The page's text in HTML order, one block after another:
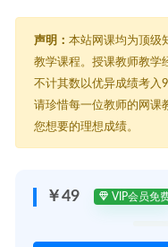
└─ 李风车婚礼摄影私教课程
├─ 前期2｜如何拍伴娘，并
人心的作品。 .mp4
├─ 前期6｜室内摆拍的引导
├─ 前期8｜关于质感，关于
├─ 前期9｜婚礼仪式环节的
├─ 剪辑1｜婚礼电影的开篇
├─ 后期3｜婚礼后期素材的
├─ 后期5｜婚礼电影后期剪
声明： 本站网课均为顶级
教学课程。授课教师教学
不计其数以优异成绩考入
请珍惜每一位教师的网课
您想要的理想成绩。
￥49 VIP会员免